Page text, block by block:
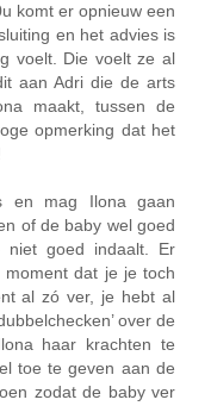
komt er opnieuw een
en het advies is
voelt. Die voelt ze al
aan Adri die de arts
maakt, tussen de
opmerking dat het
en mag Ilona gaan
of de baby wel goed
niet goed indaalt. Er
dat je je toch
al zó ver, je hebt al
over de
haar krachten te
toe te geven aan de
zodat de baby ver